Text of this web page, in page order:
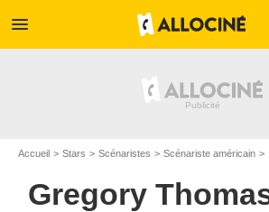
menu
Accueil Stars Scénaristes Scénariste américain
Gregory